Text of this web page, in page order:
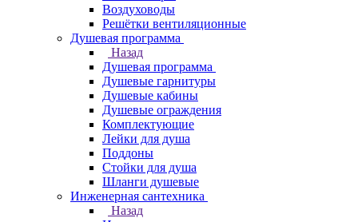
Воздуховоды
Решётки вентиляционные
Душевая программа
Назад
Душевая программа
Душевые гарнитуры
Душевые кабины
Душевые ограждения
Комплектующие
Лейки для душа
Поддоны
Стойки для душа
Шланги душевые
Инженерная сантехника
Назад